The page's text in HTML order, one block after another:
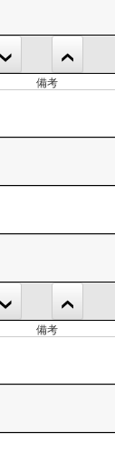
備考
備考